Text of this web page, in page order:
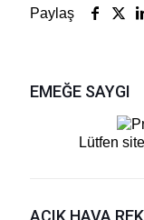
Paylaş
EMEĞE SAYGI
Lütfen
AÇIK HAVA